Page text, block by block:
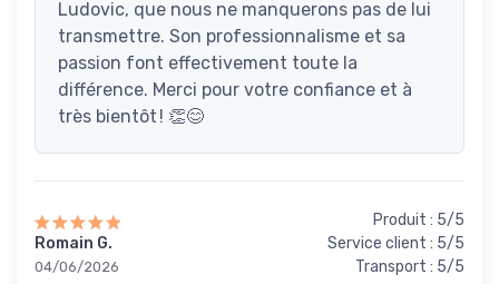
Ludovic, que nous ne manquerons pas de lui
transmettre. Son professionnalisme et sa
passion font effectivement toute la
différence. Merci pour votre confiance et à
très bientôt ! 👏😊
Romain G.
04/06/2026
Produit : 5/5
Service client : 5/5
Transport : 5/5